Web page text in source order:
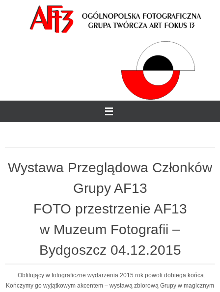
Wystawa Przeglądowa Członków
Grupy AF13
FOTO przestrzenie AF13
w Muzeum Fotografii –
Bydgoszcz 04.12.2015
Obfitujący w fotograficzne wydarzenia 2015 rok powoli dobiega końca.
Kończymy go wyjątkowym akcentem – wystawą zbiorową Grupy w magicznym